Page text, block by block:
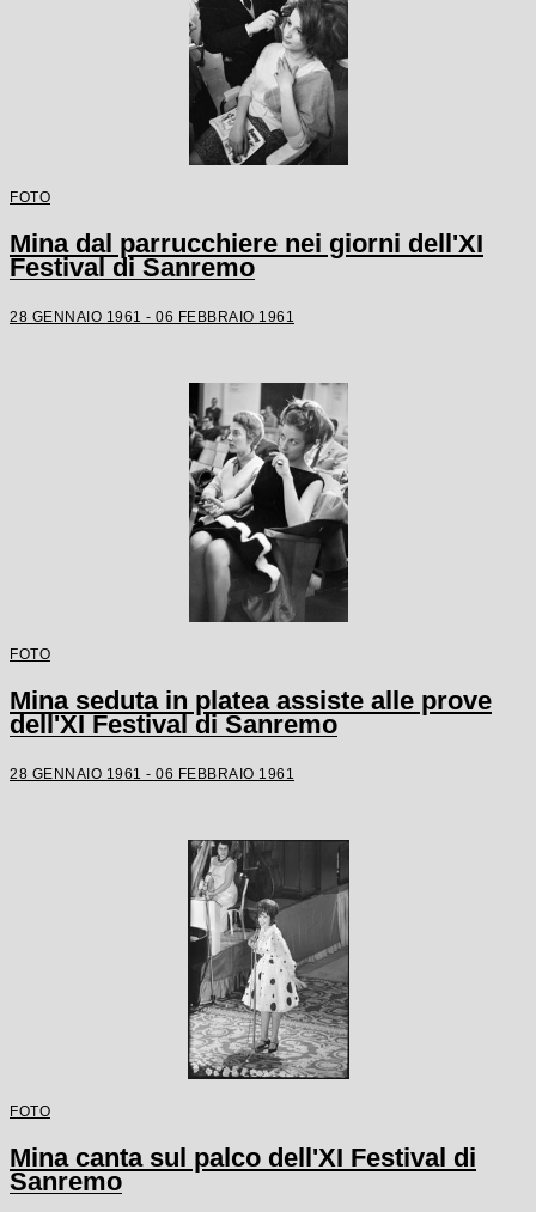
FOTO
Mina dal parrucchiere nei giorni dell'XI
Festival di Sanremo
28 GENNAIO 1961 - 06 FEBBRAIO 1961
FOTO
Mina seduta in platea assiste alle prove
dell'XI Festival di Sanremo
28 GENNAIO 1961 - 06 FEBBRAIO 1961
FOTO
Mina canta sul palco dell'XI Festival di
Sanremo